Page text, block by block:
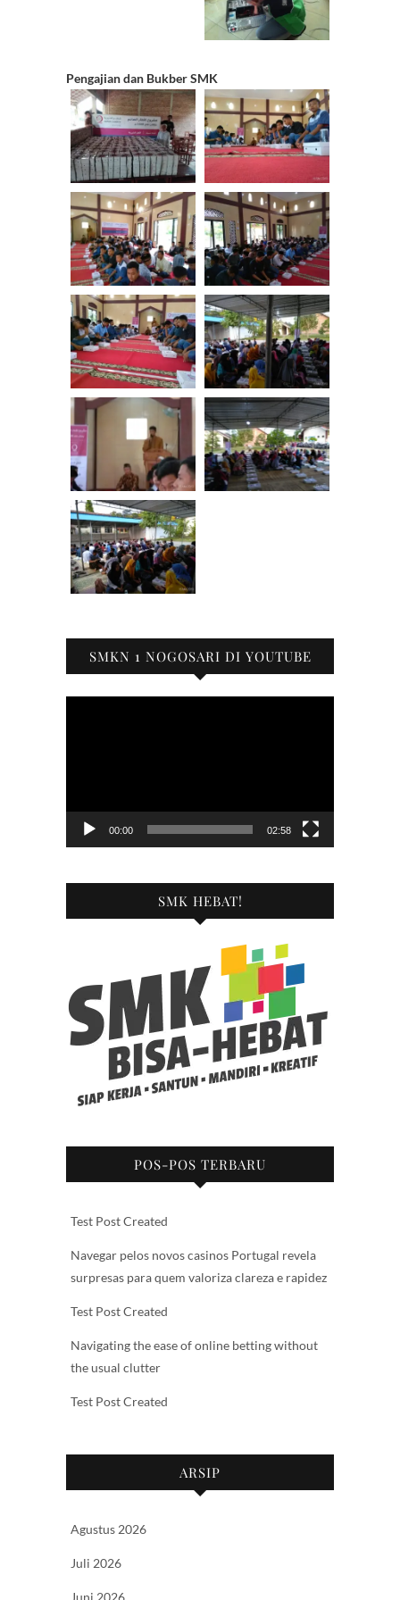
Pengajian dan Bukber SMK
SMKN 1 NOGOSARI DI YOUTUBE
00:00 02:58
SMK HEBAT!
POS-POS TERBARU
Test Post Created
Navegar pelos novos casinos Portugal revela
surpresas para quem valoriza clareza e rapidez
Test Post Created
Navigating the ease of online betting without
the usual clutter
Test Post Created
ARSIP
Agustus 2026
Juli 2026